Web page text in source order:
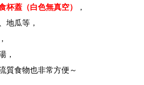
杯蓋（白色無真空）
，
地瓜等，
，
質食物也非常方便～